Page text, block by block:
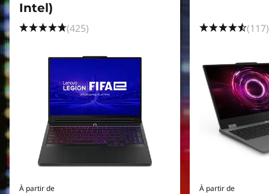
Intel)
(425)
À partir de
(117)
À partir de